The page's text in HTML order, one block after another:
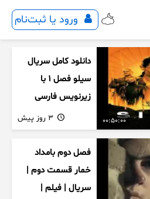
ورود یا ثبت‌نام
00:50:00
دانلود کامل سریال
سیلو فصل ۱ با
زیرنویس فارسی
فصل دوم بامداد
خمار قسمت دوم |
سریال | فیلم |